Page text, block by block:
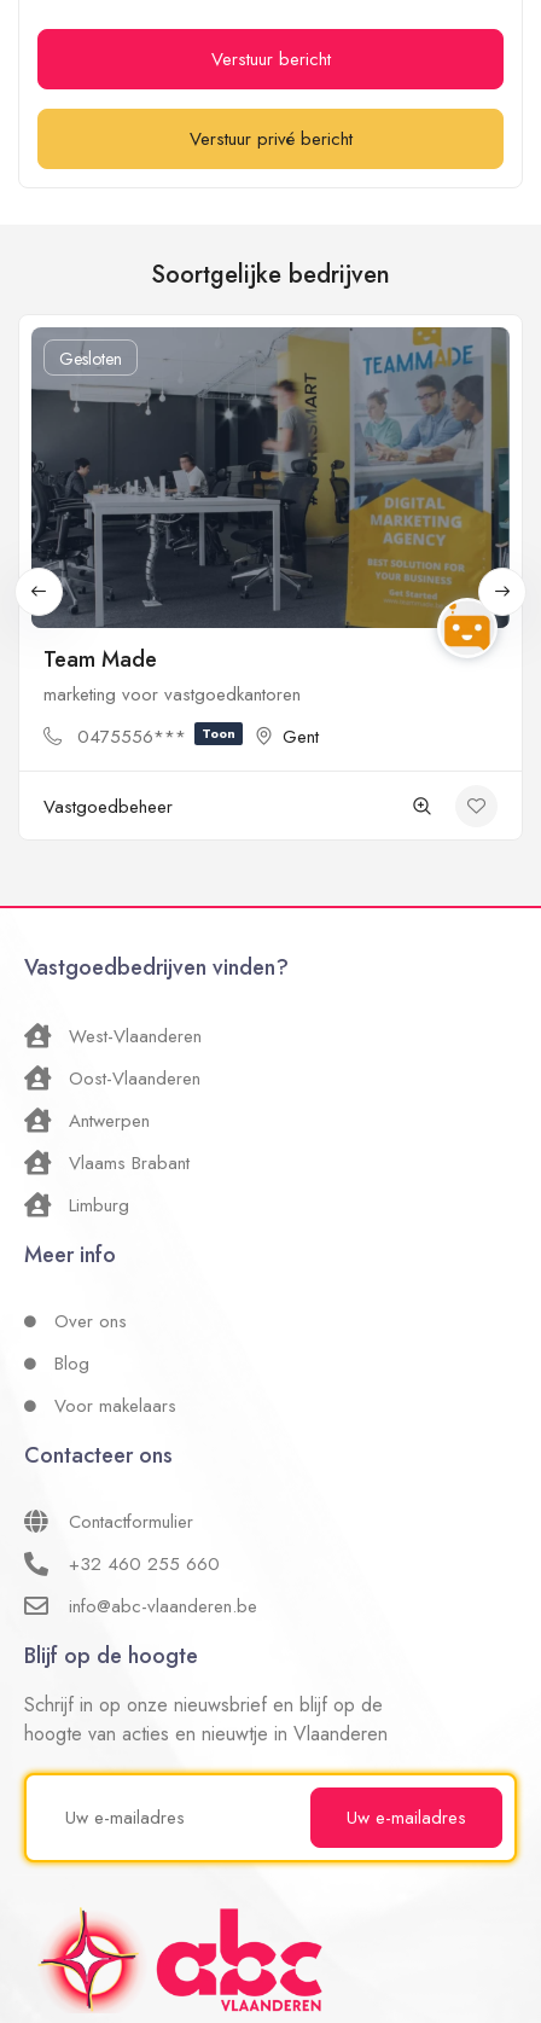
Verstuur bericht
Verstuur privé bericht
Soortgelijke bedrijven
Gesloten
Team Made
marketing voor vastgoedkantoren
0475556***
Toon Gent
Vastgoedbeheer
Vastgoedbedrijven vinden?
West-Vlaanderen
Oost-Vlaanderen
Antwerpen
Vlaams Brabant
Limburg
Meer info
Over ons
Blog
Voor makelaars
Contacteer ons
Contactformulier
+32 460 255 660
info@abc-vlaanderen.be
Blijf op de hoogte
Schrijf in op onze nieuwsbrief en blijf op de
hoogte van acties en nieuwtje in Vlaanderen